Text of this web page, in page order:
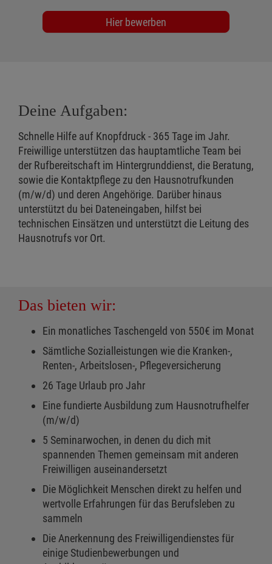
Hier bewerben
Deine Aufgaben:
Schnelle Hilfe auf Knopfdruck - 365 Tage im Jahr.
Freiwillige unterstützen das hauptamtliche Team bei
der Rufbereitschaft im Hintergrunddienst, die Beratung,
sowie die Kontaktpflege zu den Hausnotrufkunden
(m/w/d) und deren Angehörige. Darüber hinaus
unterstützt du bei Dateneingaben, hilfst bei
technischen Einsätzen und unterstützt die Leitung des
Hausnotrufs vor Ort.
Das bieten wir:
Ein monatliches Taschengeld von 550€ im Monat
Sämtliche Sozialleistungen wie die Kranken-,
Renten-, Arbeitslosen-, Pflegeversicherung
26 Tage Urlaub pro Jahr
Eine fundierte Ausbildung zum Hausnotrufhelfer
(m/w/d)
5 Seminarwochen, in denen du dich mit
spannenden Themen gemeinsam mit anderen
Freiwilligen auseinandersetzt
Die Möglichkeit Menschen direkt zu helfen und
wertvolle Erfahrungen für das Berufsleben zu
sammeln
Die Anerkennung des Freiwilligendienstes für
einige Studienbewerbungen und